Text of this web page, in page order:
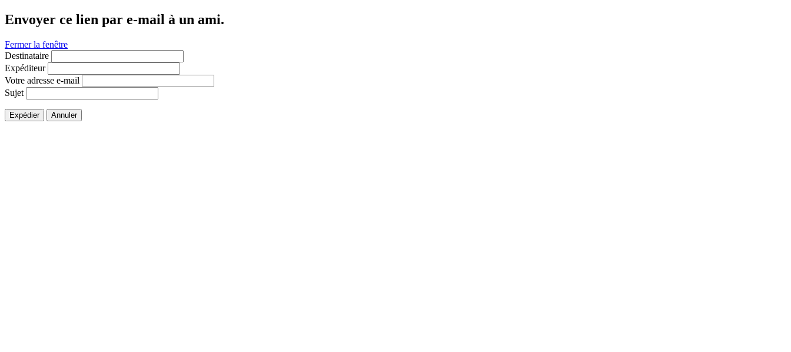
Envoyer ce lien par e-mail à un ami.
Fermer la fenêtre
Destinataire
Expéditeur
Votre adresse e-mail
Sujet
Expédier Annuler